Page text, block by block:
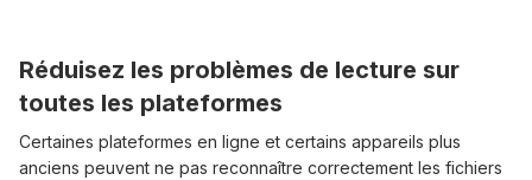
Réduisez les problèmes de lecture sur
toutes les plateformes
Certaines plateformes en ligne et certains appareils plus
anciens peuvent ne pas reconnaître correctement les fichiers